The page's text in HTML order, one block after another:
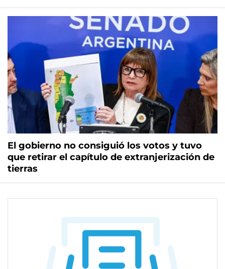
El gobierno no consiguió los votos y tuvo
que retirar el capítulo de extranjerización de
tierras